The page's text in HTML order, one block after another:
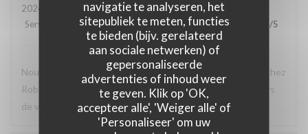
navigatie te analyseren, het
sitepubliek te meten, functies
te bieden (bijv. gerelateerd
aan sociale netwerken) of
gepersonaliseerde
advertenties of inhoud weer
te geven. Klik op 'OK,
accepteer alle', 'Weiger alle' of
'Personaliseer' om uw
2026-07-17
- 17:45 - Gasten 2
Service
Atmosfeer:5/5 Keuken:5 /5 Kwaliteit / Prijs /5
Robert et Louise heeft op deze beoordeling
gereageerd
Nous sommes ravis que vous ayez passé un bon moment chez
Robert et Louise, que nous serons heureux de rééditer lors
de votre prochain passage.